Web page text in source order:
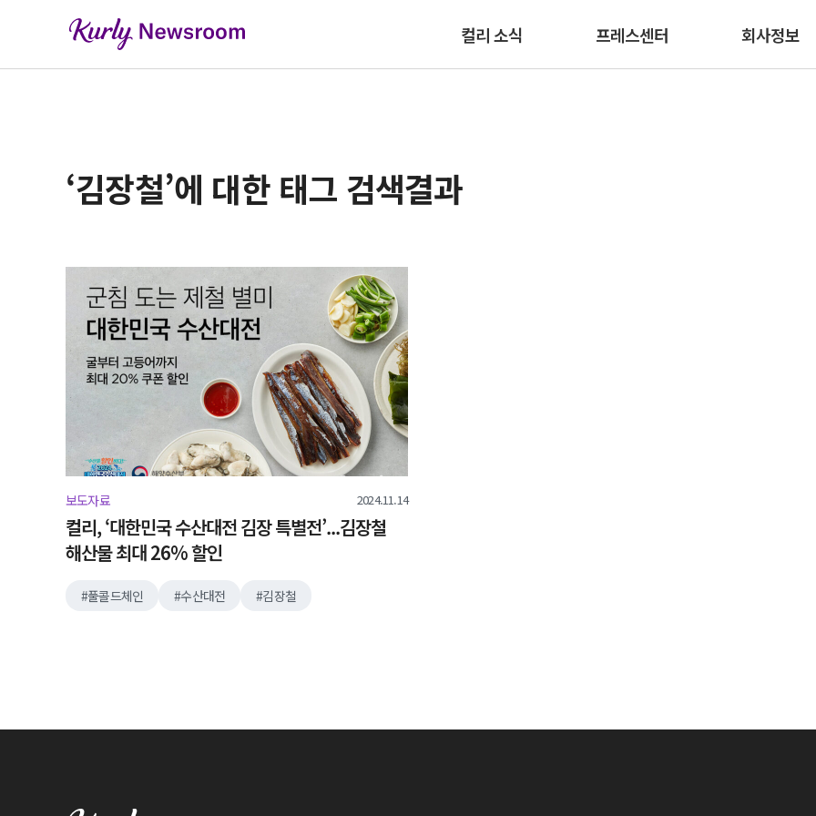
컬리 소식 프레스센터 회사정보
‘김장철’에 대한 태그 검색결과
보도자료 2024.11.14
컬리, ‘대한민국 수산대전 김장 특별전’...김장철
해산물 최대 26% 할인
풀콜드체인 수산대전 김장철